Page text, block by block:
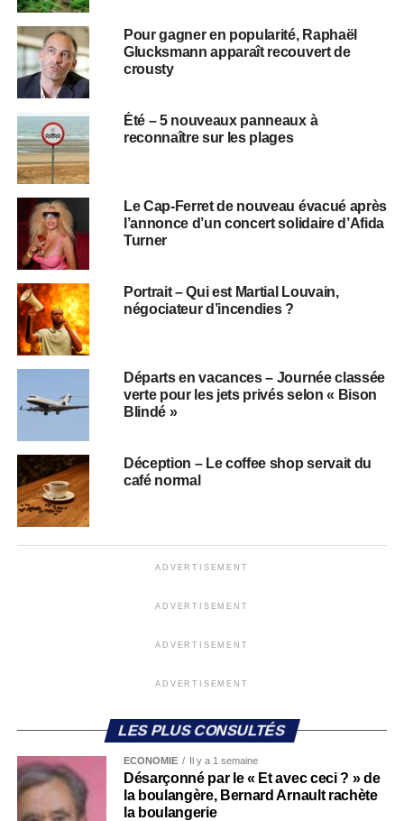
Pour gagner en popularité, Raphaël
Glucksmann apparaît recouvert de
crousty
Été – 5 nouveaux panneaux à
reconnaître sur les plages
Le Cap-Ferret de nouveau évacué après
l’annonce d’un concert solidaire d’Afida
Turner
Portrait – Qui est Martial Louvain,
négociateur d’incendies ?
Départs en vacances – Journée classée
verte pour les jets privés selon « Bison
Blindé »
Déception – Le coffee shop servait du
café normal
ADVERTISEMENT
ADVERTISEMENT
ADVERTISEMENT
ADVERTISEMENT
LES PLUS CONSULTÉS
ECONOMIE Il y a 1 semaine
Désarçonné par le « Et avec ceci ? » de
la boulangère, Bernard Arnault rachète
la boulangerie